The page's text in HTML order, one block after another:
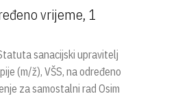
vrijeme, 1
sanacijski upravitelj
(m/ž), VŠS, na određeno
za samostalni rad Osim